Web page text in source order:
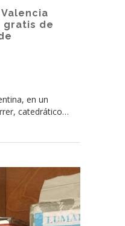
gratis de
en un
catedrático…